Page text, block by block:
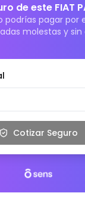
de este FIAT
podrías pagar por
molestas y
Cotizar Seguro